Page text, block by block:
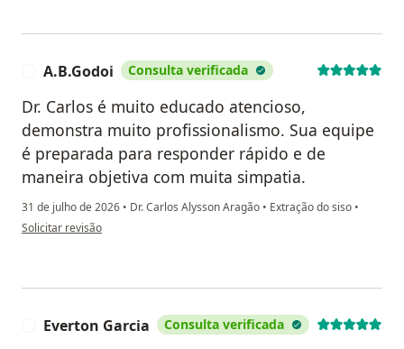
A.B.Godoi Consulta verificada
Dr. Carlos é muito educado atencioso,
demonstra muito profissionalismo. Sua equipe
é preparada para responder rápido e de
maneira objetiva com muita simpatia.
31 de julho de 2026 • Dr. Carlos Alysson Aragão • Extração do siso •
na opinião do utilizador A.B.Godoi
Solicitar revisão
Everton Garcia Consulta verificada